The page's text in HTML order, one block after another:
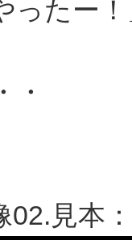
ったー
・
02.見本